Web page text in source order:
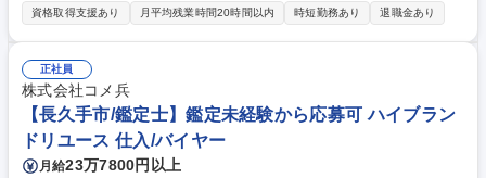
の査定・買取をお任せいたします。 ■バイヤーからコーポレート職まで、
ど、様々な品物の査定、買取をお願いします。業務を通してスキルアップ
が可能です。 【キャリアパスについて】商品センター/マーケティング/W
EB事業/教育/店舗開発/広報/人事/総務/経理/経営企画など、キャリアプラン
を実現するため、多彩なポジションへのキャリアチェンジが可能です。 募
集職種 【東京(六本木)/鑑定士】鑑定未経験から応募可★ハイブランドリユ
ース
資格取得支援あり 月平均残業時間20時間以内 時短勤務あり 退職金あり
正社員
株式会社コメ兵
【長久手市/鑑定士】鑑定未経験から応募可 ハイブラン
ドリユース 仕入/バイヤー
月給23万7800円以上